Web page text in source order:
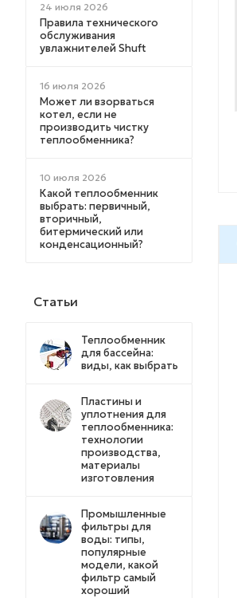
24 июля 2026
Правила технического
обслуживания
увлажнителей Shuft
16 июля 2026
Может ли взорваться
котел, если не
производить чистку
теплообменника?
10 июля 2026
Какой теплообменник
выбрать: первичный,
вторичный,
битермический или
конденсационный?
Статьи
Теплообменник
для бассейна:
виды, как выбрать
Пластины и
уплотнения для
теплообменника:
технологии
производства,
материалы
изготовления
Промышленные
фильтры для
воды: типы,
популярные
модели, какой
фильтр самый
хороший